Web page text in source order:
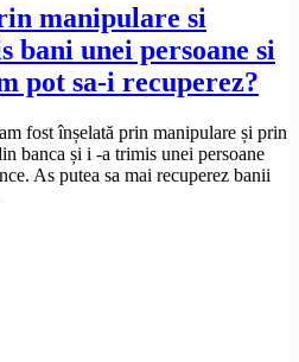
manipulare si
bani unei persoane si
pot sa-i recuperez?
fost înșelată prin manipulare și prin
banca și i -a trimis unei persoane
As putea sa mai recuperez banii